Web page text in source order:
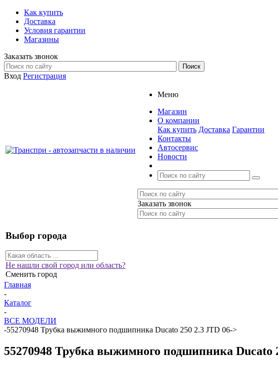
Как купить
Доставка
Условия гарантии
Магазины
Заказать звонок
Вход Регистрация
Меню
Магазин
О компании
Как купить Доставка Гарантии
Контакты
Автосервис
Новости
Заказать звонок
Выбор города
Не нашли свой город или область?
Сменить город
Главная
-
Каталог
-
ВСЕ МОДЕЛИ
-55270948 Трубка выжимного подшипника Ducato 250 2.3 JTD 06->
55270948 Трубка выжимного подшипника Ducato